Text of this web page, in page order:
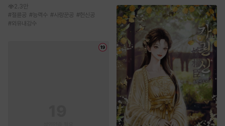
2.3만
#절륜공 #능력수 #사랑꾼공 #헌신공
#외유내강수